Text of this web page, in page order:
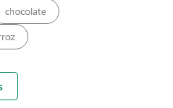
chocolate